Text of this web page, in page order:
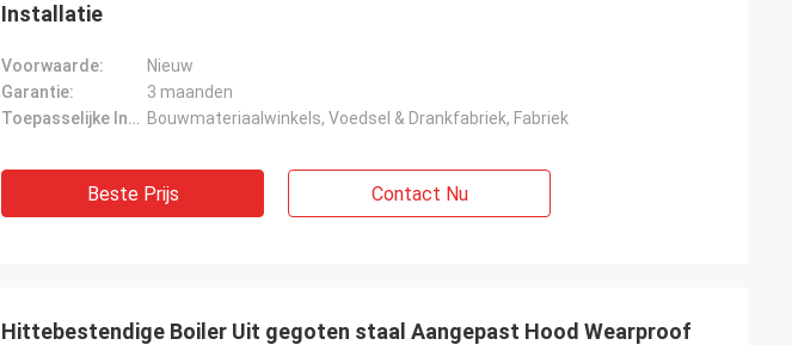
Installatie
Voorwaarde:
Nieuw
Garantie:
3 maanden
Toepasselijke Industrie: Bouwmateriaalwinkels, Voedsel & Drankfabriek, Fabriek
Beste Prijs Contact Nu
Hittebestendige Boiler Uit gegoten staal Aangepast Hood Wearproof